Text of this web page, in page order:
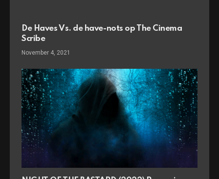
De Haves Vs. de have-nots op The Cinema
Scribe
November 4, 2021